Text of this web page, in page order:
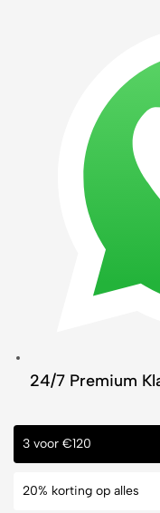
24/7 Premium
3 voor €120
20% korting op alles